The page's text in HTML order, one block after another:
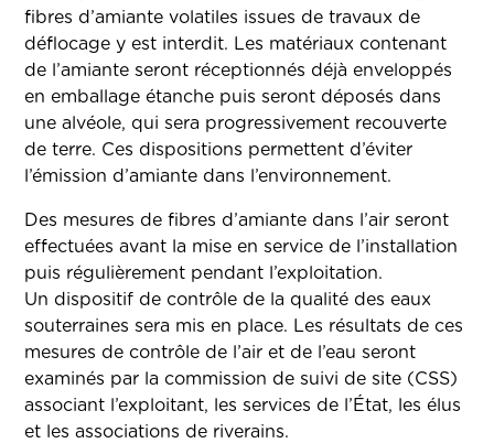
fibres d’amiante volatiles issues de travaux de
déflocage y est interdit. Les matériaux contenant
de l’amiante seront réceptionnés déjà enveloppés
en emballage étanche puis seront déposés dans
une alvéole, qui sera progressivement recouverte
de terre. Ces dispositions permettent d’éviter
l’émission d’amiante dans l’environnement.
Des mesures de fibres d’amiante dans l’air seront
effectuées avant la mise en service de l’installation
puis régulièrement pendant l’exploitation.
Un dispositif de contrôle de la qualité des eaux
souterraines sera mis en place. Les résultats de ces
mesures de contrôle de l’air et de l’eau seront
examinés par la commission de suivi de site (CSS)
associant l’exploitant, les services de l’État, les élus
et les associations de riverains.